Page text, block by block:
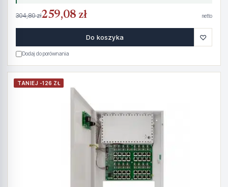
304,80 zł259,08 zł netto
Do koszyka ♡
Dodaj do porównania
TANIEJ -126 ZŁ